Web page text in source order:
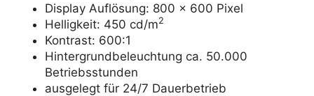
Display Auflösung: 800 x 600 Pixel
Helligkeit: 450 cd/m2
Kontrast: 600:1
Hintergrundbeleuchtung ca. 50.000
Betriebsstunden
ausgelegt für 24/7 Dauerbetrieb